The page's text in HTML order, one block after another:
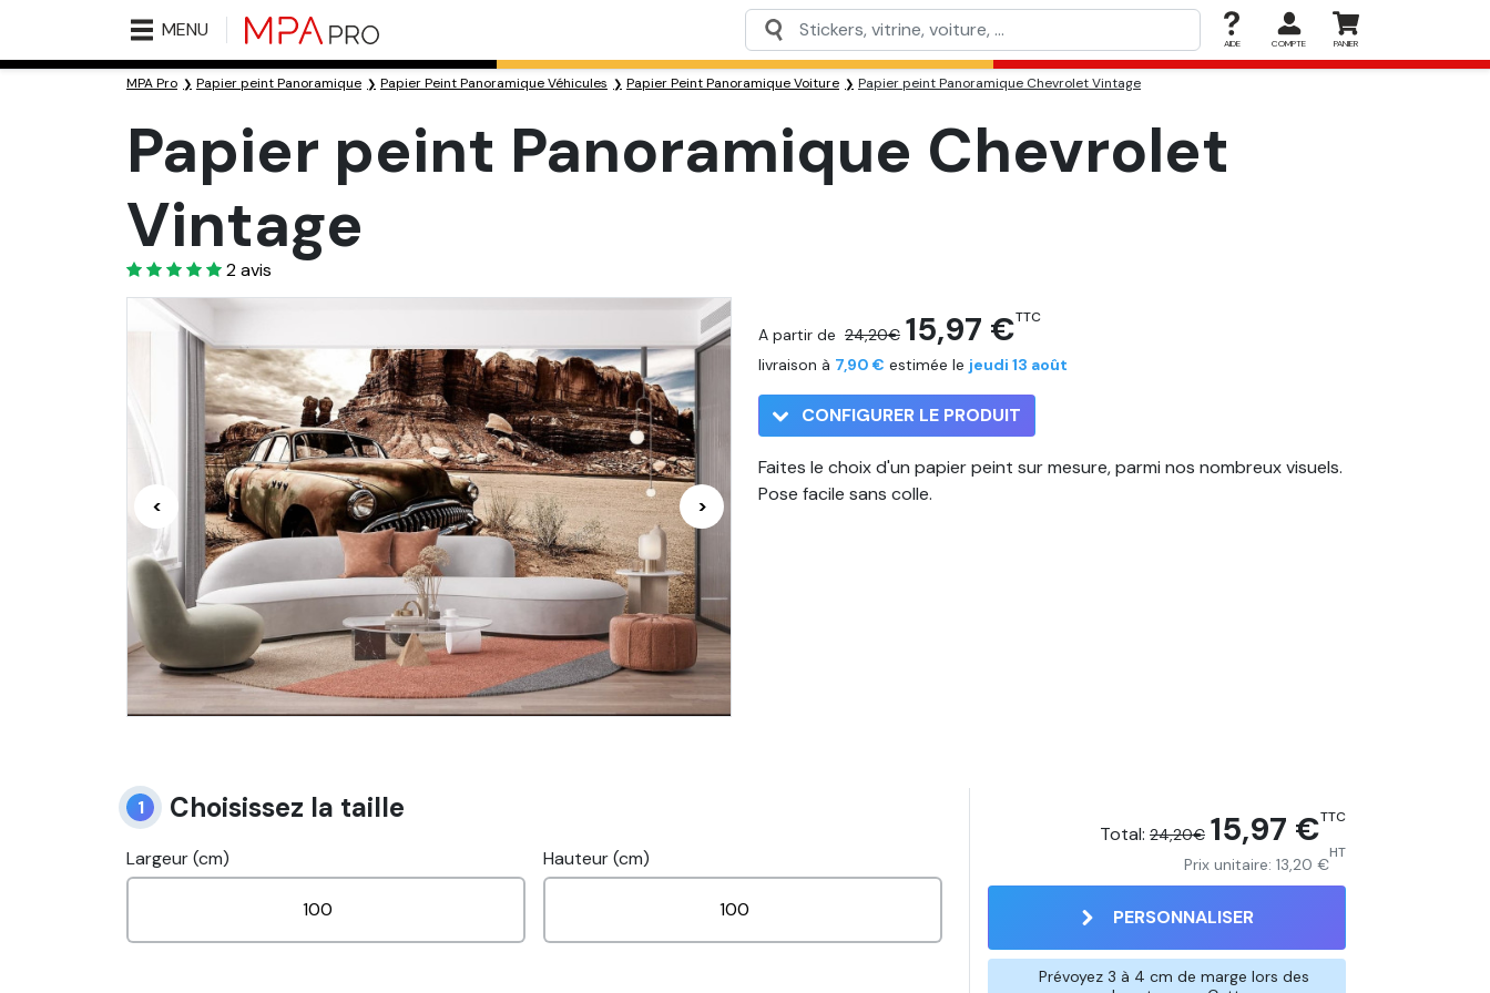
MENU
AIDE COMPTE PANIER
MPA Pro Papier peint Panoramique Papier Peint Panoramique Véhicules Papier Peint Panoramique Voiture Papier peint Panoramique Chevrolet Vintage
Papier peint Panoramique Chevrolet
Vintage
4
2avis
< >
A partir de 24,20€ 15,97 €TTC
livraison à 7,90 € estimée le jeudi 13 août
CONFIGURER LE PRODUIT
Faites le choix d'un papier peint sur mesure, parmi nos nombreux visuels.
Pose facile sans colle.
1 Choisissez la taille
Largeur (cm) Hauteur (cm)
Total: 24,20€ 15,97 €TTC
Prix unitaire: 13,20 €
HT
PERSONNALISER
Prévoyez 3 à 4 cm de marge lors des